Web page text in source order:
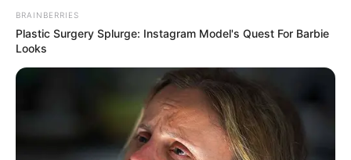
BRAINBERRIES
Plastic Surgery Splurge: Instagram Model's Quest For Barbie
Looks